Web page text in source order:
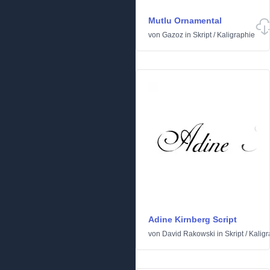
Mutlu Ornamental
von Gazoz in Skript/ Kaligraphie
Adine Kirnberg Script
von David Rakowski in Skript/